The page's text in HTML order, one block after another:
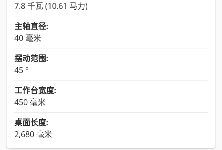
7.8 千瓦 (10.61 马力)
主轴直径:
40 毫米
摆动范围:
45 °
工作台宽度:
450 毫米
桌面长度:
2,680 毫米